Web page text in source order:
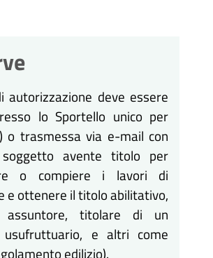
autorizzazione deve essere
lo Sportello unico per
o trasmessa via e-mail con
avente titolo per
o compiere i lavori di
e ottenere il titolo abilitativo,
as­suntore, titolare di un
e altri come
edilizio).